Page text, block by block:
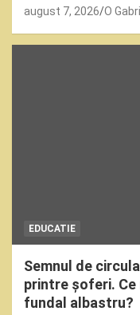
august 7, 2026 O
EDUCATIE
Semnul de
printre șoferi. Ce
fundal albastru?